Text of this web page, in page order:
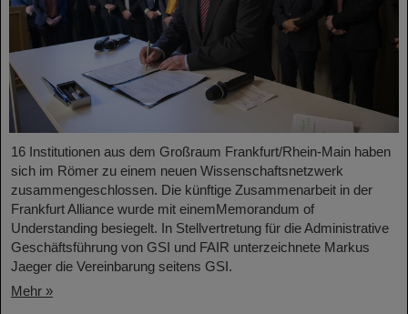
16 Institutionen aus dem Großraum Frankfurt/Rhein-Main haben
sich im Römer zu einem neuen Wissenschaftsnetzwerk
zusammengeschlossen. Die künftige Zusammenarbeit in der
Frankfurt Alliance wurde mit einemMemorandum of
Understanding besiegelt. In Stellvertretung für die Administrative
Geschäftsführung von GSI und FAIR unterzeichnete Markus
Jaeger die Vereinbarung seitens GSI.
Mehr »